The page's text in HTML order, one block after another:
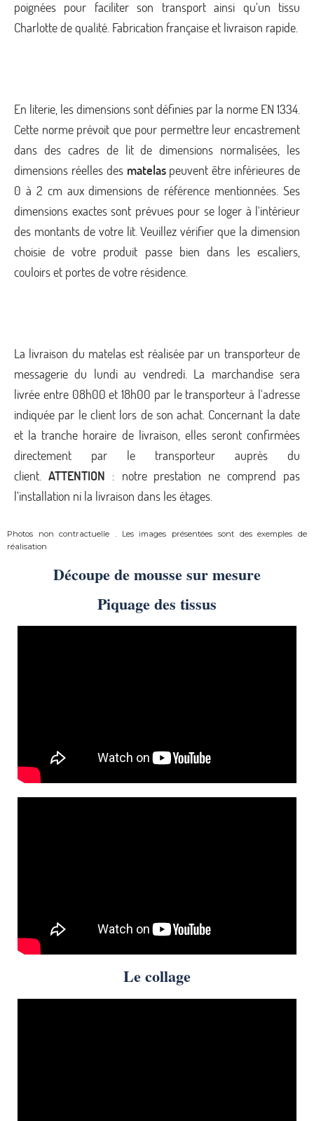
poignées pour faciliter son transport ainsi qu’un tissu
Charlotte de qualité. Fabrication française et livraison rapide.
En literie, les dimensions sont définies par la norme EN 1334.
Cette norme prévoit que pour permettre leur encastrement
dans des cadres de lit de dimensions normalisées, les
dimensions réelles des matelaspeuvent être inférieures de
0 à 2 cm aux dimensions de référence mentionnées. Ses
dimensions exactes sont prévues pour se loger à l'intérieur
des montants de votre lit. Veuillez vérifier que la dimension
choisie de votre produit passe bien dans les escaliers,
couloirs et portes de votre résidence.
La livraison du matelas est réalisée par un transporteur de
messagerie du lundi au vendredi. La marchandise sera
livrée entre 08h00 et 18h00 par le transporteur à l'adresse
indiquée par le client lors de son achat. Concernant la date
et la tranche horaire de livraison, elles seront confirmées
directement par le transporteur auprès du
client. ATTENTION : notre prestation ne comprend pas
l’installation ni la livraison dans les étages.
Photos non contractuelle . Les images présentées sont des exemples de
réalisation
Découpe de mousse sur mesure
Piquage des tissus
Le collage